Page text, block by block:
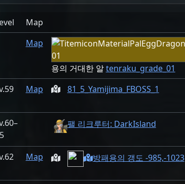
Map
Map
용의 거대한 알tenraku_grade_01
59
Map 81_5_Yamijima_FBOSS_1
60–
팰 리크루터: DarkIsland
62 Map 방패용의 갱도 -985,-1023